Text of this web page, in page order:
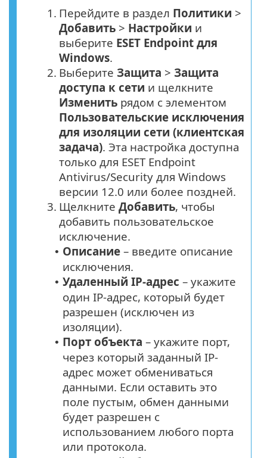
1. Перейдите в раздел Политики >
Добавить > Настройки и
выберите ESET Endpoint для
Windows.
2. Выберите Защита > Защита
доступа к сети и щелкните
Изменить рядом с элементом
Пользовательские исключения
для изоляции сети (клиентская
задача). Эта настройка доступна
только для ESET Endpoint
Antivirus/Security для Windows
версии 12.0 или более поздней.
3. Щелкните Добавить, чтобы
добавить пользовательское
исключение.
• Описание – введите описание
исключения.
• Удаленный IP-адрес – укажите
один IP-адрес, который будет
разрешен (исключен из
изоляции).
• Порт объекта – укажите порт,
через который заданный IP-
адрес может обмениваться
данными. Если оставить это
поле пустым, обмен данными
будет разрешен с
использованием любого порта
или протокола.